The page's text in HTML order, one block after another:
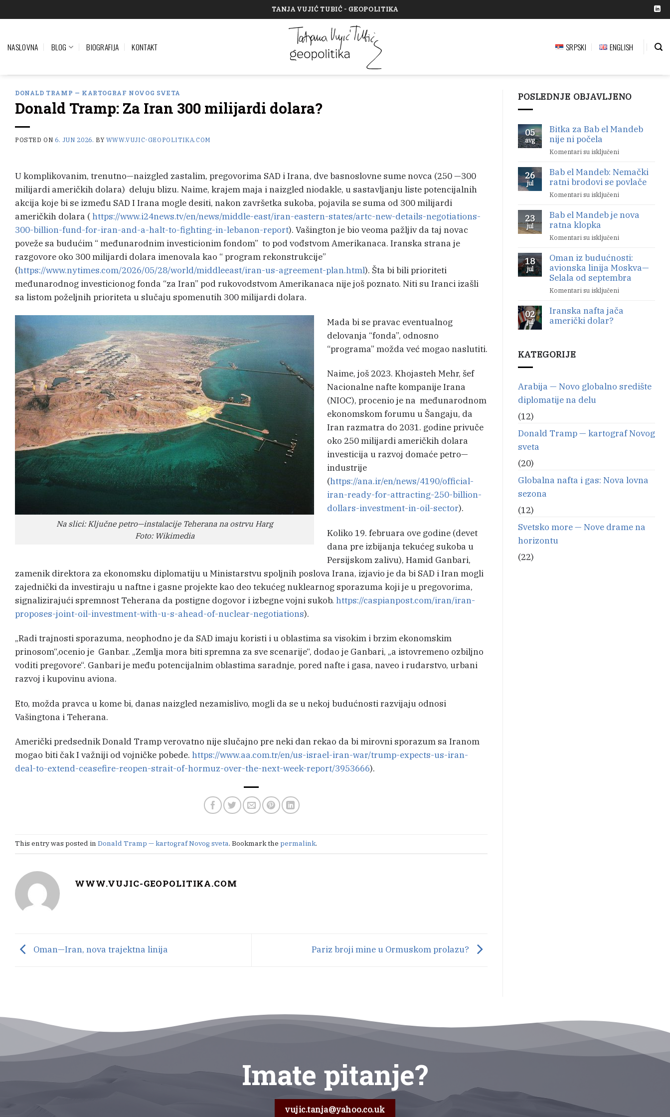
na
TANJA VUJIĆ TUBIĆ - GEOPOLITIKA
NASLOVNA BLOG BIOGRAFIJA KONTAKT SRPSKI ENGLISH
DONALD TRAMP — KARTOGRAF NOVOG SVETA
Donald Tramp: Za Iran 300 milijardi dolara?
POSTED ON6. JUN 2026. BY WWW.VUJIC-GEOPOLITIKA.COM
U komplikovanim, trenutno—naizgled zastalim, pregovorima SAD i Irana, dve basnoslovne sume novca (250 —300
milijardi američkih dolara) deluju blizu. Naime, krajem maja i naizgled niodakle, u sastavljanju liste potencijalnih
akcija koje bi se između SAD I Irana mogle desiti, nakon završetka sukoba, pojavila se suma od 300 milijardi
američkih dolara (https://www.i24news.tv/en/news/middle-east/iran-eastern-states/artc-new-details-negotiations-
300-billion-fund-for-iran-and-a-halt-to-fighting-in-lebanon-report). Vašington je bio veoma pažljiv da taj novac
poveže sa budućim “ međunarodnim investicionim fondom” to pod vođstvom Amerikanaca. Iranska strana je
razgovore oko 300 milijardi dolara imenovala kao “ program rekonstrukcije”
(https://www.nytimes.com/2026/05/28/world/middleeast/iran-us-agreement-plan.html). Šta bi bili prioriteti
međunarodnog investicionog fonda “za Iran” pod rukovodstvom Amerikanaca nije još poznato. Niti su Iranci izašli
sa listom poželjnih prioriteta u slučaju spomenutih 300 milijardi dolara.
Na slici: Ključne petro—instalacije Teherana na ostrvu Harg
Foto: Wikimedia
Mada bi se pravac eventualnog
delovanja “fonda”, odnosno
“programa” možda već mogao naslutiti.
Naime, još 2023. Khojasteh Mehr, šef
Nacionalne nafte kompanije Irana
(NIOC), procenio je na međunarodnom
ekonomskom forumu u Šangaju, da
Iran razmatra do 2031. godine privuče
oko 250 milijardi američkih dolara
investicija u razvoj domaće petro—
industrije
(https://ana.ir/en/news/4190/official-
iran-ready-for-attracting-250-billion-
dollars-investment-in-oil-sector).
Koliko 19. februara ove godine (devet
dana pre izbijanja tekućeg sukoba u
Persijskom zalivu), Hamid Ganbari,
zamenik direktora za ekonomsku diplomatiju u Ministarstvu spoljnih poslova Irana, izjavio je da bi SAD i Iran mogli
zajednički da investiraju u naftne i gasne projekte kao deo tekućeg nuklearnog sporazuma koji je u pregovorima,
signalizirajući spremnost Teherana da postigne dogovor i izbegne vojni sukob. https://caspianpost.com/iran/iran-
proposes-joint-oil-investment-with-u-s-ahead-of-nuclear-negotiations).
„Radi trajnosti sporazuma, neophodno je da SAD imaju koristi i u oblastima sa visokim i brzim ekonomskim
prinosom“,ocenio je Ganbar. „Zemlja mora biti spremna za sve scenarije“, dodao je Ganbari, „a istovremeno ozbiljno
voditi pregovore“. Ganbari je među potencijalnim oblastima saradnje, pored nafte i gasa, naveo i rudarstvo, urbani
razvoj i kupovinu aviona.
Eto, možda pravca u kome bi, danas naizgled nezamislivo, mogli da se u nekoj budućnosti razvijaju odnosi
Vašingtona i Teherana.
Američki predsednik Donald Tramp verovatno nije slučajno pre neki dan rekao da bi mirovni sporazum sa Iranom
mogao biti čak I važniji od vojničke pobede. https://www.aa.com.tr/en/us-israel-iran-war/trump-expects-us-iran-
deal-to-extend-ceasefire-reopen-strait-of-hormuz-over-the-next-week-report/3953666).
This entry was posted in Donald Tramp — kartograf Novog sveta. Bookmark the permalink.
WWW.VUJIC-GEOPOLITIKA.COM
Oman—Iran, nova trajektna linija Pariz broji mine u Ormuskom prolazu?
POSLEDNJE OBJAVLJENO
05
avg
Bitka za Bab el Mandeb
nije ni počela
Komentari su isključeni
za
Bab
ni
26
jul
Bab el Mandeb: Nemački
ratni brodovi se povlače
Komentari su isključeni
el
se
povlače
23
jul
Bab el Mandeb je nova
ratna klopka
Komentari su isključeni
el
Mandeb
je
18
jul
Oman iz budućnosti:
avionska linija Moskva—
Selala od septembra
Komentari su isključeni
iz
septembra
02
jul
Iranska nafta jača
američki dolar?
Iranska
nafta
KATEGORIJE
Arabija — Novo globalno središte
diplomatije na delu
(12)
Donald Tramp — kartograf Novog
sveta
(20)
Globalna nafta i gas: Nova lovna
sezona
(12)
Svetsko more — Nove drame na
horizontu
(22)
Imate pitanje?
vujic.tanja@yahoo.co.uk